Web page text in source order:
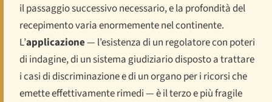
il passaggio successivo necessario, e la profondità del
recepimento varia enormemente nel continente.
L’applicazione— l’esistenza di un regolatore con poteri
di indagine, di un sistema giudiziario disposto a trattare
i casi di discriminazione e di un organo per i ricorsi che
emette effettivamente rimedi — è il terzo e più fragile